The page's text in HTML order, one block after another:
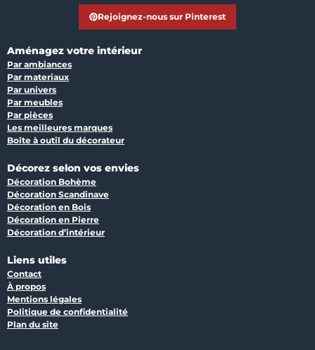
Rejoignez-nous sur Pinterest
Aménagez votre intérieur
Par ambiances
Par materiaux
Par univers
Par meubles
Par pièces
Les meilleures marques
Boîte à outil du décorateur
Décorez selon vos envies
Décoration Bohème
Décoration Scandinave
Décoration en Bois
Décoration en Pierre
Décoration d’intérieur
Liens utiles
Contact
À propos
Mentions légales
Politique de confidentialité
Plan du site